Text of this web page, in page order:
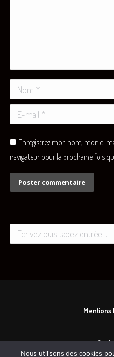
Nom *
E-mail *
Enregistrez mon nom, mon e-
navigateur pour la prochaine fois
Poster commentaire
Recherche
:
Mentions
Nous utilisons des cookies